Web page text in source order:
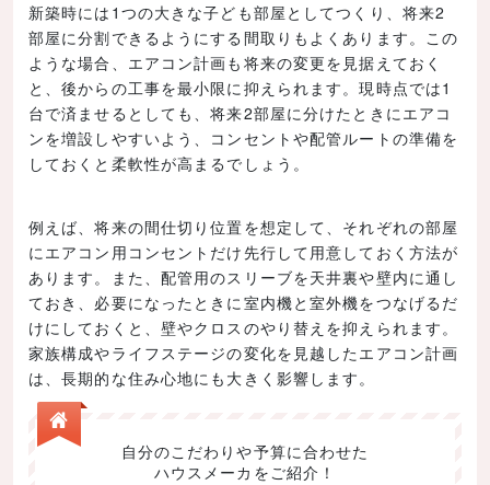
新築時には1つの大きな子ども部屋としてつくり、将来2
部屋に分割できるようにする間取りもよくあります。この
ような場合、エアコン計画も将来の変更を見据えておく
と、後からの工事を最小限に抑えられます。現時点では1
台で済ませるとしても、将来2部屋に分けたときにエアコ
ンを増設しやすいよう、コンセントや配管ルートの準備を
しておくと柔軟性が高まるでしょう。
例えば、将来の間仕切り位置を想定して、それぞれの部屋
にエアコン用コンセントだけ先行して用意しておく方法が
あります。また、配管用のスリーブを天井裏や壁内に通し
ておき、必要になったときに室内機と室外機をつなげるだ
けにしておくと、壁やクロスのやり替えを抑えられます。
家族構成やライフステージの変化を見越したエアコン計画
は、長期的な住み心地にも大きく影響します。
自分のこだわりや予算に合わせた
ハウスメーカをご紹介！